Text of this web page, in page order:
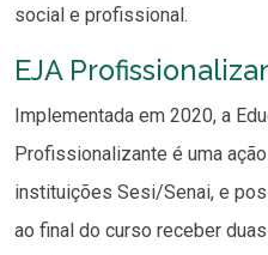
social e profissional.
EJA
Implementada em 2020, a
Profissionalizante é uma
instituições Sesi/Senai, e
ao final do curso receber